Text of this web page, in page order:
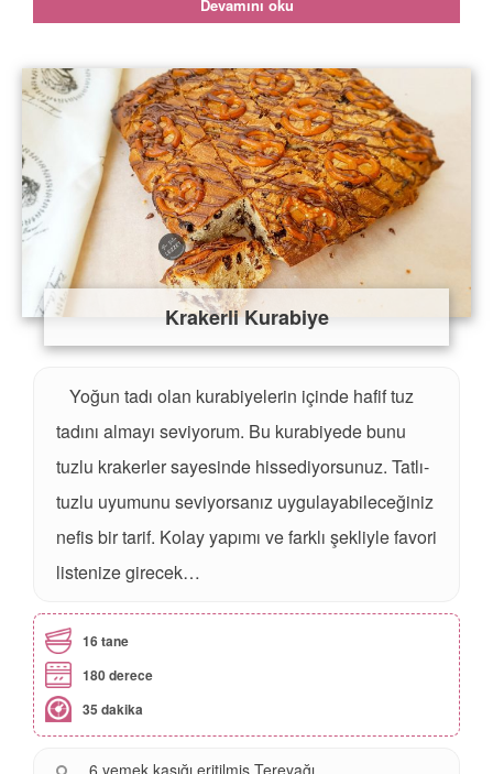
Devamını oku
Krakerli Kurabiye
Yoğun tadı olan kurabiyelerin içinde hafif tuz
tadını almayı seviyorum. Bu kurabiyede bunu
tuzlu krakerler sayesinde hissediyorsunuz. Tatlı-
tuzlu uyumunu seviyorsanız uygulayabileceğiniz
nefis bir tarif. Kolay yapımı ve farklı şekliyle favori
listenize girecek…
16 tane
180 derece
35 dakika